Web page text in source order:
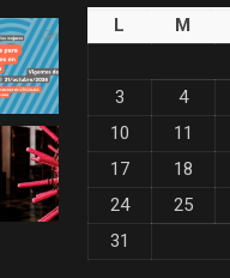
L M
3
4
10
11
17
18
24
25
31